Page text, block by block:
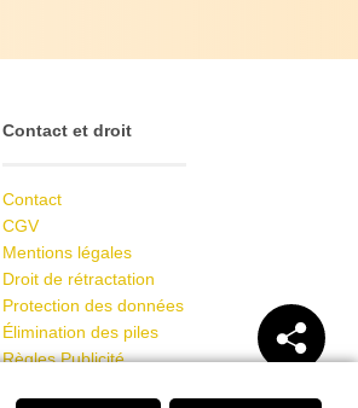
Contact et droit
Contact
CGV
Mentions légales
Droit de rétractation
Protection des données
Élimination des piles
Règles Publicité